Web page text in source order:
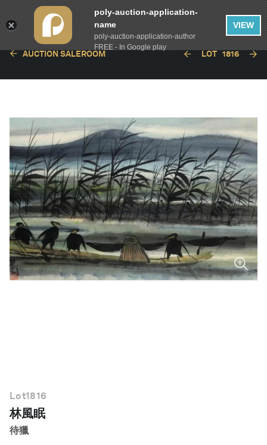
AUCTION SALEROOM LOT 1816
Lot1816
林風眠
待獵
poly-auction-application-
name
poly-auction-application-author
FREE - In Google play
VIEW